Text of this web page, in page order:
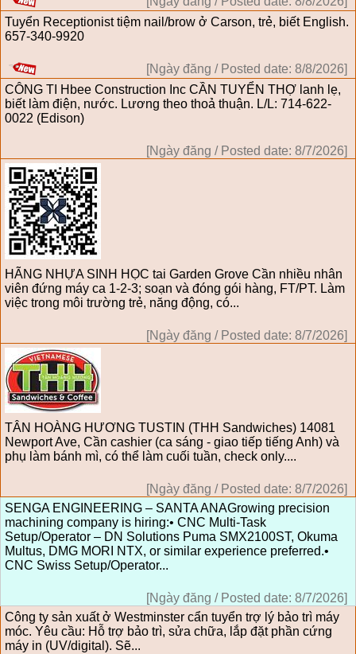
Tuyển Receptionist tiệm nail/brow ở Carson, trẻ, biết English.
657-340-9920
[Ngày đăng / Posted date: 8/8/2026]
CÔNG TI Hbee Construction Inc CẦN TUYỂN THỢ lanh lẹ,
biết làm điện, nước. Lương theo thoả thuận. L/L: 714-622-
0022 (Edison)
[Ngày đăng / Posted date: 8/7/2026]
HÃNG NHỰA SINH HỌC tai Garden Grove Cần nhiều nhân
viên đứng máy ca 1-2-3; soạn và đóng gói hàng, FT/PT. Làm
việc trong môi trường trẻ, năng động, có...
[Ngày đăng / Posted date: 8/7/2026]
TÂN HOÀNG HƯƠNG TUSTIN (THH Sandwiches) 14081
Newport Ave, Cần cashier (ca sáng - giao tiếp tiếng Anh) và
phụ làm bánh mì, có thể làm cuối tuần, check only....
[Ngày đăng / Posted date: 8/7/2026]
SENGA ENGINEERING – SANTA ANAGrowing precision
machining company is hiring:• CNC Multi-Task
Setup/Operator – DN Solutions Puma SMX2100ST, Okuma
Multus, DMG MORI NTX, or similar experience preferred.•
CNC Swiss Setup/Operator...
[Ngày đăng / Posted date: 8/7/2026]
Công ty sản xuất ở Westminster cẩn tuyển trợ lý bảo trì máy
móc. Yêu cầu: Hỗ trợ bảo trì, sửa chữa, lắp đặt phần cứng
máy in (UV/digital). Sẽ...